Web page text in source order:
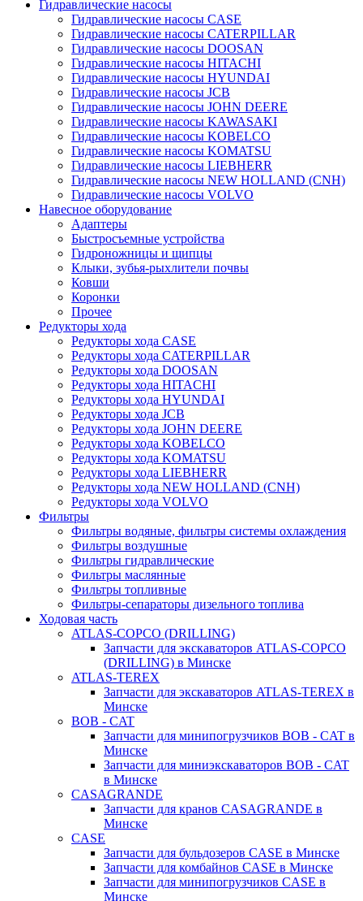
Гидравлические насосы
Гидравлические насосы CASE
Гидравлические насосы CATERPILLAR
Гидравлические насосы DOOSAN
Гидравлические насосы HITACHI
Гидравлические насосы HYUNDAI
Гидравлические насосы JCB
Гидравлические насосы JOHN DEERE
Гидравлические насосы KAWASAKI
Гидравлические насосы KOBELCO
Гидравлические насосы KOMATSU
Гидравлические насосы LIEBHERR
Гидравлические насосы NEW HOLLAND (CNH)
Гидравлические насосы VOLVO
Навесное оборудование
Адаптеры
Быстросъемные устройства
Гидроножницы и щипцы
Клыки, зубья-рыхлители почвы
Ковши
Коронки
Прочее
Редукторы хода
Редукторы хода CASE
Редукторы хода CATERPILLAR
Редукторы хода DOOSAN
Редукторы хода HITACHI
Редукторы хода HYUNDAI
Редукторы хода JCB
Редукторы хода JOHN DEERE
Редукторы хода KOBELCO
Редукторы хода KOMATSU
Редукторы хода LIEBHERR
Редукторы хода NEW HOLLAND (CNH)
Редукторы хода VOLVO
Фильтры
Фильтры водяные, фильтры системы охлаждения
Фильтры воздушные
Фильтры гидравлические
Фильтры маслянные
Фильтры топливные
Фильтры-сепараторы дизельного топлива
Ходовая часть
ATLAS-COPCO (DRILLING)
Запчасти для экскаваторов ATLAS-COPCO
(DRILLING) в Минске
ATLAS-TEREX
Запчасти для экскаваторов ATLAS-TEREX в
Минске
BOB - CAT
Запчасти для минипогрузчиков BOB - CAT в
Минске
Запчасти для миниэкскаваторов BOB - CAT
в Минске
CASAGRANDE
Запчасти для кранов CASAGRANDE в
Минске
CASE
Запчасти для бульдозеров CASE в Минске
Запчасти для комбайнов CASE в Минске
Запчасти для минипогрузчиков CASE в
Минске